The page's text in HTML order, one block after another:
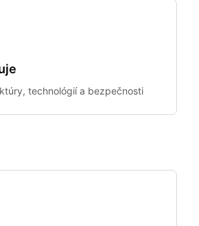
technológií a bezpečnosti